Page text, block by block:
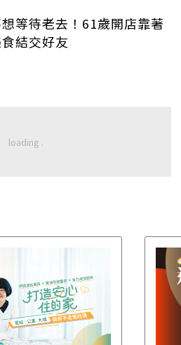
等待老去！61歲開店靠著
結交好友